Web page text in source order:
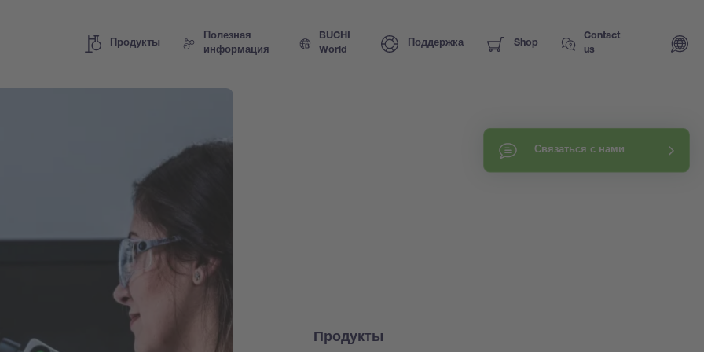
Продукты
Полезная
информация
BUCHI
World
Поддержка Shop
Contact
us
Связаться с нами
Продукты